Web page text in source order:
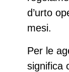
d’urto
mesi.
Per le
significa